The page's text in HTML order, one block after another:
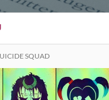
SQUAD